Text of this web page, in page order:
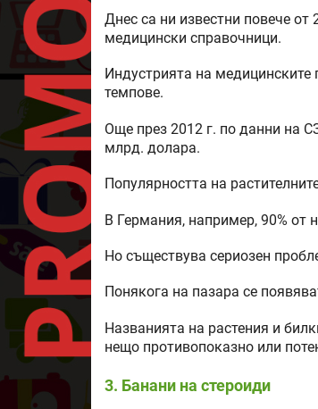
Днес са ни известни повече
медицински справочници.
Индустрията на медицинските
темпове.
Още през 2012 г. по данни на
млрд. долара.
Популярността на
В Германия, например, 90% от
Но съществува сериозен
Понякога на пазара се
Названията на растения и
нещо противопоказно или
3. Банани на стероиди